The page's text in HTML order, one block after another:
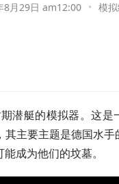
8月29日 am12:00 • 模
潜艇的模拟器。这是
其主要主题是德国水
成为他们的坟墓。